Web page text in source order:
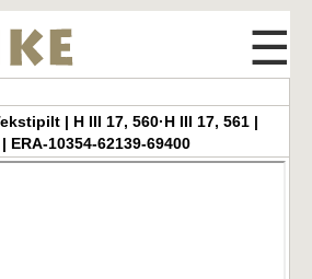
☰
| H III 17, 560·H III 17, 561 |
ERA-10354-62139-69400